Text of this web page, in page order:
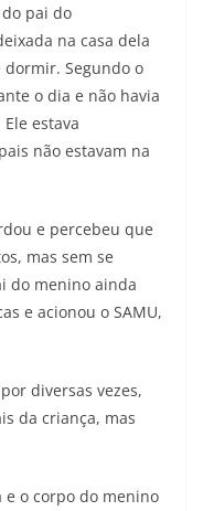
pai do
na casa dela
dormir. Segundo o
o dia e não havia
estava
não estavam na
e percebeu que
mas sem se
do menino ainda
e acionou o SAMU,
diversas vezes,
da criança, mas
e o corpo do menino